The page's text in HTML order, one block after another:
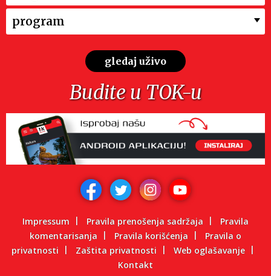
program
gledaj uživo
Budite u TOK-u
Impressum Pravila prenošenja sadržaja
Pravila
komentarisanja
Pravila korišćenja
Pravila o
privatnosti
Zaštita privatnosti
Web oglašavanje
Kontakt